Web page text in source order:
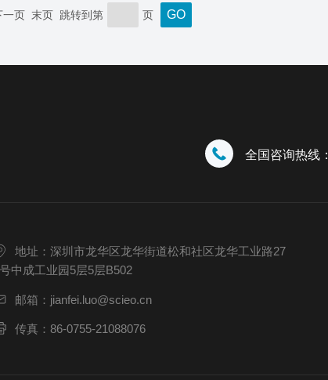
页 末页 跳转到第 页
全国咨询热线：
地址：深圳市龙华区龙华街道松和社区龙华工业路27
中成工业园5层5层B502
邮箱：jianfei.luo@scieo.cn
传真：86-0755-21088076